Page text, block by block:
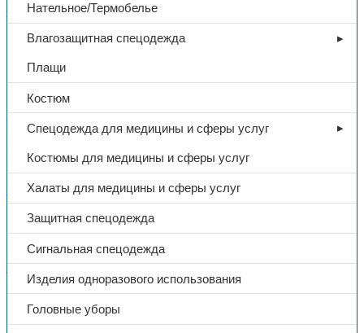
Нательное/Термобелье
Влагозащитная спецодежда
Плащи
Костюм
Спецодежда для медицины и сферы услуг
Костюмы для медицины и сферы услуг
Халаты для медицины и сферы услуг
Защитная спецодежда
Сигнальная спецодежда
Изделия одноразового использования
Головные уборы
СИЗ
Щиток защитный «Свона
НБТ-02 ЩИТ»
В избранное
Категории:
Поделиться:
Поделиться в Telegram
Поделиться в
Whatsapp
Поделиться в Ok
Поделиться в Vk
Описание
Доп. информация
Щиток предназначен для защиты лица и глаз от воздействия
твердых частиц и брызг неразъедающих жидкостей.
Материал: ABS- пластик.